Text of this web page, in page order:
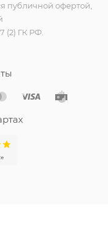
публичной офертой,
(2) ГК РФ.